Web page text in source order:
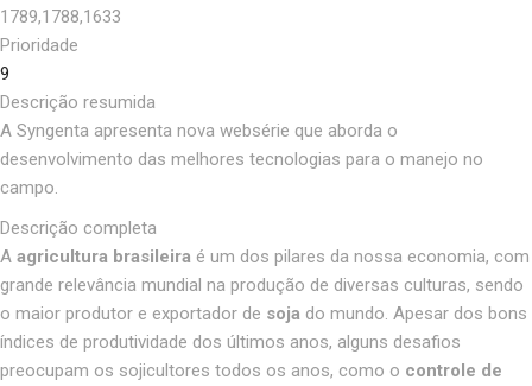
1789,1788,1633
Prioridade
9
Descrição resumida
A Syngenta apresenta nova websérie que aborda o
desenvolvimento das melhores tecnologias para o manejo no
campo.
Descrição completa
A agricultura brasileira é um dos pilares da nossa economia, com
grande relevância mundial na produção de diversas culturas, sendo
o maior produtor e exportador de soja do mundo. Apesar dos bons
índices de produtividade dos últimos anos, alguns desafios
preocupam os sojicultores todos os anos, como o controle de